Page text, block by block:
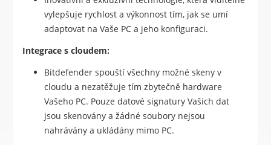
vylepšuje rychlost a výkonnost tím, jak se umí
adaptovat na Vaše PC a jeho konfiguraci.
Integrace s cloudem:
Bitdefender spouští všechny možné skeny v
cloudu a nezatěžuje tím zbytečně hardware
Vašeho PC. Pouze datové signatury Vašich dat
jsou skenovány a žádné soubory nejsou
nahrávány a ukládány mimo PC.